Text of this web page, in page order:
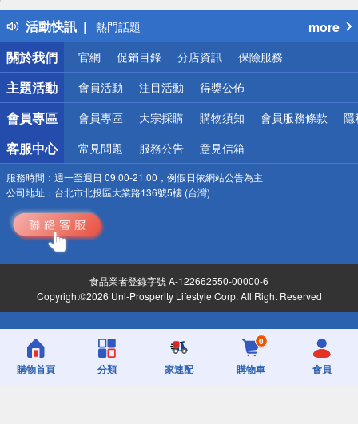
活動快訊
得獎公告
熱門話題
銀行優惠
偏遠地區配送
詐騙網頁！請小心！
more
關於我們
官網 促銷目錄 分店資訊 保險服務
主題活動 會員活動 注目活動 得獎公佈
會員專區 會員專區 大宗採購 購物須知 會員服務條款 隱
客服中心 常見問題 服務公告 意見信箱
服務時間： 週一至週日 09:00-21:00，例假日依網站公告為主
公司地址： 台北市北投區大業路136號5樓 (台灣)
食品業者登錄字號 A-122662550-00000-6
Copyright©2026 Uni-Prosperity Lifestyle Corp. All Right Reserved
購物首頁 分類 家速配
0
購物車 會員